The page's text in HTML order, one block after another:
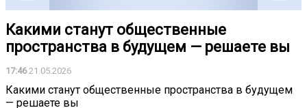
Какими станут общественные
пространства в будущем — решаете вы
17:4621.05.2026
Какими станут общественные пространства в будущем
— решаете вы